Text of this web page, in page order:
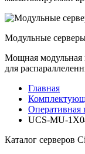
Модульные
Мощная модульная
для
Главная
Оперативная
UCS-MU-
Каталог серверов